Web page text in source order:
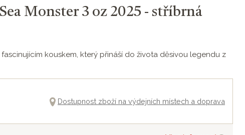
Monster 3 oz 2025 - stříbrná
kouskem, který přináší do života děsivou legendu z
Dostupnost zboží na výdejních místech a doprava